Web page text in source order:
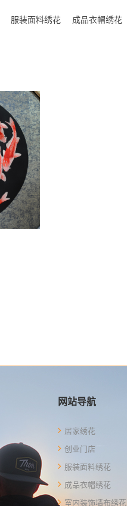
服装面料绣花 成品衣帽绣花
网站导航
居家绣花
创业门店
服装面料绣花
成品衣帽绣花
室内装饰墙布绣花